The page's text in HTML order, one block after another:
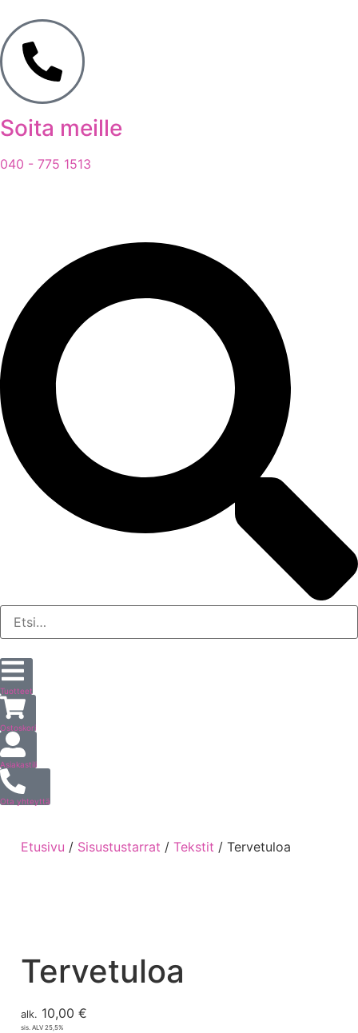
Soita meille
040 - 775 1513
Tuotteet
Ostoskori
Asiakastili
Ota yhteyttä
Etusivu / Sisustustarrat / Tekstit / Tervetuloa
Tervetuloa
alk. 10,00 €
sis. ALV 25,5%